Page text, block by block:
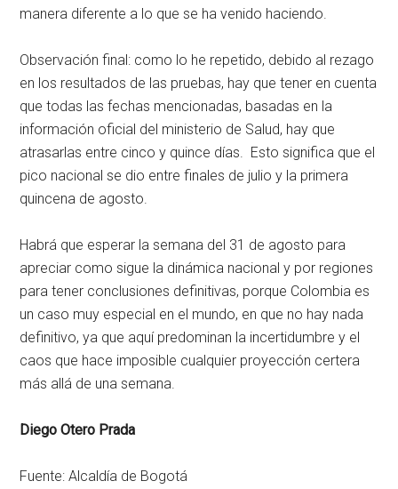
manera diferente a lo que se ha venido haciendo.
Observación final: como lo he repetido, debido al rezago
en los resultados de las pruebas, hay que tener en cuenta
que todas las fechas mencionadas, basadas en la
información oficial del ministerio de Salud, hay que
atrasarlas entre cinco y quince días. Esto significa que el
pico nacional se dio entre finales de julio y la primera
quincena de agosto.
Habrá que esperar la semana del 31 de agosto para
apreciar como sigue la dinámica nacional y por regiones
para tener conclusiones definitivas, porque Colombia es
un caso muy especial en el mundo, en que no hay nada
definitivo, ya que aquí predominan la incertidumbre y el
caos que hace imposible cualquier proyección certera
más allá de una semana.
Diego Otero Prada
Fuente: Alcaldía de Bogotá